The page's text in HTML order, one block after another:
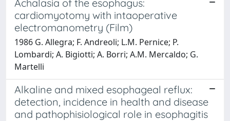
Achalasia of the esophagus:
cardiomyotomy with intaoperative
electromanometry (Film)
1986 G. Allegra; F. Andreoli; L.M. Pernice; P.
Lombardi; A. Bigiotti; A. Borri; A.M. Mercaldo; G.
Martelli
Alkaline and mixed esophageal reflux:
detection, incidence in health and disease
and pathophisiological role in esophagitis